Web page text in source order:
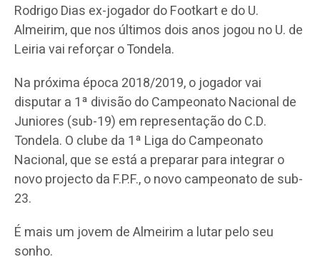
Rodrigo Dias ex-jogador do Footkart e do U.
Almeirim, que nos últimos dois anos jogou no U. de
Leiria vai reforçar o Tondela.
Na próxima época 2018/2019, o jogador vai
disputar a 1ª divisão do Campeonato Nacional de
Juniores (sub-19) em representação do C.D.
Tondela. O clube da 1ª Liga do Campeonato
Nacional, que se está a preparar para integrar o
novo projecto da F.P.F., o novo campeonato de sub-
23.
É mais um jovem de Almeirim a lutar pelo seu
sonho.